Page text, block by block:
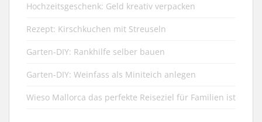
Hochzeitsgeschenk: Geld kreativ verpacken
Rezept: Kirschkuchen mit Streuseln
Garten-DIY: Rankhilfe selber bauen
Garten-DIY: Weinfass als Miniteich anlegen
Wieso Mallorca das perfekte Reiseziel für Familien ist